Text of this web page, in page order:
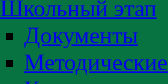
Школьный этап
Документы